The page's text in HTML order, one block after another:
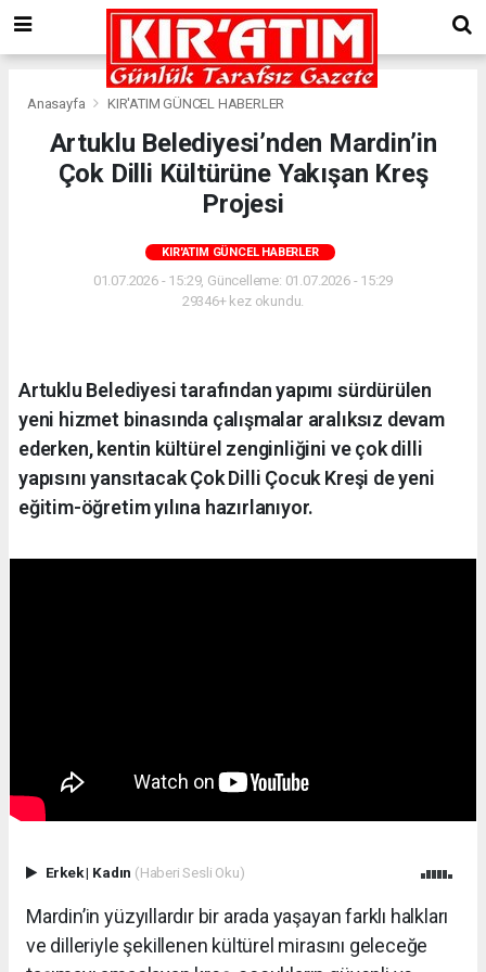
Anasayfa KIR'ATIM GÜNCEL HABERLER
Artuklu Belediyesi’nden Mardin’in
Çok Dilli Kültürüne Yakışan Kreş
Projesi
KIR'ATIM GÜNCEL HABERLER
01.07.2026 - 15:29, Güncelleme: 01.07.2026 - 15:29
29346+ kez okundu.
Artuklu Belediyesi tarafından yapımı sürdürülen
yeni hizmet binasında çalışmalar aralıksız devam
ederken, kentin kültürel zenginliğini ve çok dilli
yapısını yansıtacak Çok Dilli Çocuk Kreşi de yeni
eğitim-öğretim yılına hazırlanıyor.
Erkek| Kadın (Haberi Sesli Oku)
Mardin’in yüzyıllardır bir arada yaşayan farklı halkları
ve dilleriyle şekillenen kültürel mirasını geleceğe